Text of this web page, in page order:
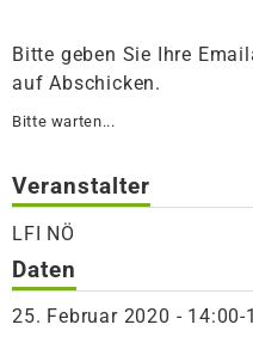
Bitte geben Sie Ihre
auf Abschicken.
Bitte warten...
Veranstalter
LFI NÖ
Daten
25. Februar 2020 - 14:00-